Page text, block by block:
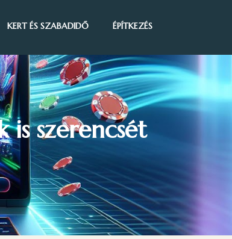
KERT ÉS SZABADIDŐ ÉPÍTKEZÉS
szerencsét